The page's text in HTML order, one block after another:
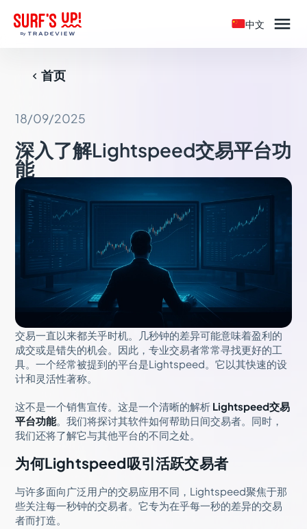
中文 
首页
18/09/2025
深入了解Lightspeed交易平台功
能
交易一直以来都关乎时机。几秒钟的差异可能意味着盈利的
成交或是错失的机会。因此，专业交易者常常寻找更好的工
具。一个经常被提到的平台是Lightspeed。它以其快速的设
计和灵活性著称。
这不是一个销售宣传。这是一个清晰的解析 Lightspeed交易
平台功能。我们将探讨其软件如何帮助日间交易者。同时，
我们还将了解它与其他平台的不同之处。
为何Lightspeed吸引活跃交易者
与许多面向广泛用户的交易应用不同，Lightspeed聚焦于那
些关注每一秒钟的交易者。它专为在乎每一秒的差异的交易
者而打造。